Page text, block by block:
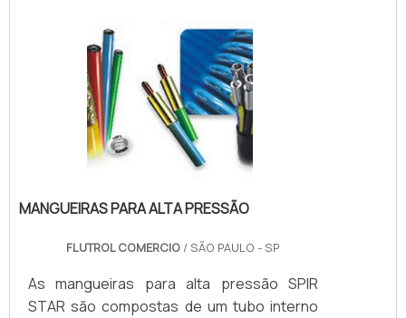
PRODUTOOs equipamentos têm inúmeras
vantagens em relação às bombas
convencionais, podendo aumentar a
velocidade do teste sem perda na
qualidade .
MANGUEIRAS PARA ALTA PRESSÃO
FLUTROL COMERCIO / SÃO PAULO - SP
As mangueiras para alta pressão SPIR
STAR são compostas de um tubo interno